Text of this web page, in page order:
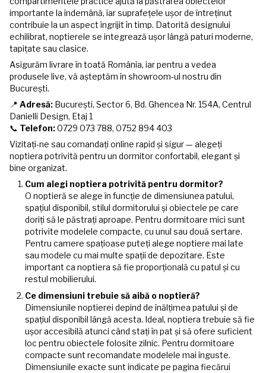
importante la îndemână, iar suprafețele ușor de întreținut
contribuie la un aspect îngrijit în timp. Datorită designului
echilibrat, noptierele se integrează ușor lângă paturi moderne,
tapițate sau clasice.
Asigurăm livrare în toată România, iar pentru a vedea
produsele live, vă așteptăm în showroom-ul nostru din
București.
📍 Adresă: București, Sector 6, Bd. Ghencea Nr. 154A, Centrul
Danielli Design, Etaj 1
📞 Telefon:0729 073 788, 0752 894 403
Vizitați-ne sau comandați online rapid și sigur — alegeți
noptiera potrivită pentru un dormitor confortabil, elegant și
bine organizat.
Cum alegi noptiera potrivită pentru dormitor?
O noptieră se alege în funcție de dimensiunea patului,
spațiul disponibil, stilul dormitorului și obiectele pe care
doriți să le păstrați aproape. Pentru dormitoare mici sunt
potrivite modelele compacte, cu unul sau două sertare.
Pentru camere spațioase puteți alege noptiere mai late
sau modele cu mai multe spații de depozitare. Este
important ca noptiera să fie proporțională cu patul și cu
restul mobilierului.
Ce dimensiuni trebuie să aibă o noptieră?
Dimensiunile noptierei depind de înălțimea patului și de
spațiul disponibil lângă acesta. Ideal, noptiera trebuie să fie
ușor accesibilă atunci când stați în pat și să ofere suficient
loc pentru obiectele folosite zilnic. Pentru dormitoare
compacte sunt recomandate modelele mai înguste.
Dimensiunile exacte sunt indicate pe pagina fiecărui